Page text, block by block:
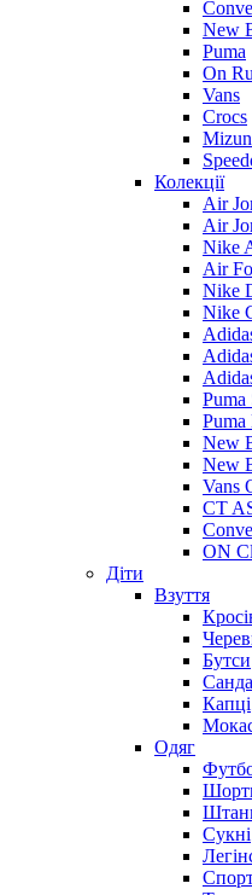
New
Puma
On
Vans
Crocs
Колекції
Air
Air
Nike
Air
Nike
Nike
Puma
Puma
New
New
Vans
CT
ON
Діти
Взуття
Бутси
Капці
Одяг
Сукні